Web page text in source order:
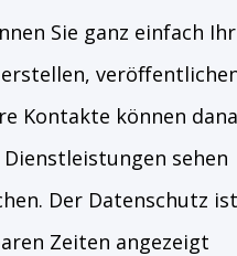
Sie ganz einfach
Kontakte können
sehen
Der Datenschutz ist
Zeiten angezeigt